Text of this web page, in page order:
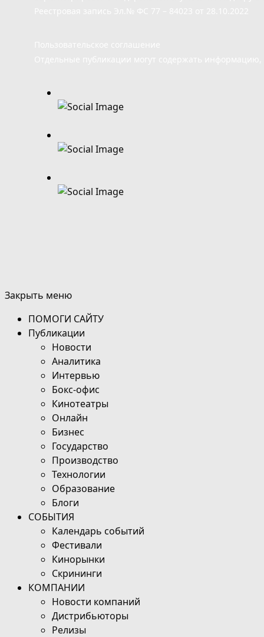
Закрыть меню
ПОМОГИ САЙТУ
Публикации
Новости
Аналитика
Интервью
Бокс-офис
Кинотеатры
Онлайн
Бизнес
Государство
Производство
Технологии
Образование
Блоги
СОБЫТИЯ
Календарь событий
Фестивали
Кинорынки
Скрининги
КОМПАНИИ
Новости компаний
Дистрибьюторы
Релизы